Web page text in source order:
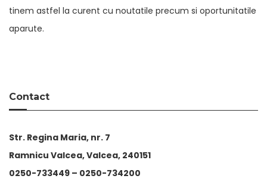
tinem astfel la curent cu noutatile precum si oportunitatile
aparute.
Contact
Str. Regina Maria, nr. 7
Ramnicu Valcea, Valcea, 240151
0250-733449 – 0250-734200